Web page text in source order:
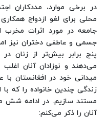
در برخی موارد، مددکاران
محلی برای لغو ازدواج
جامعه در مورد اثرات مخرب
پنج برابر بیش‌تر از زنان
می‌دهند و نوزادان آنان
میدانی خود در افغانستان
زندگی چندین خانواده را که
مستند سازیم. در ادامه شش
آنان را ذکر می‌کنم: